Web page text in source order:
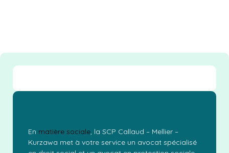
En matière sociale, la SCP Callaud – Mellier –
Kurzawa met à votre service un avocat spécialisé